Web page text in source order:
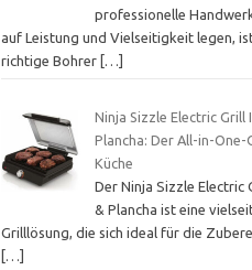
professionelle
auf Leistung und Vielseitigkeit legen,
richtige Bohrer […]
Ninja Sizzle Electric Grill
Plancha: Der All-in-One-
Küche
Der Ninja Sizzle Electric
& Plancha ist eine
Grilllösung, die sich ideal für die
[…]